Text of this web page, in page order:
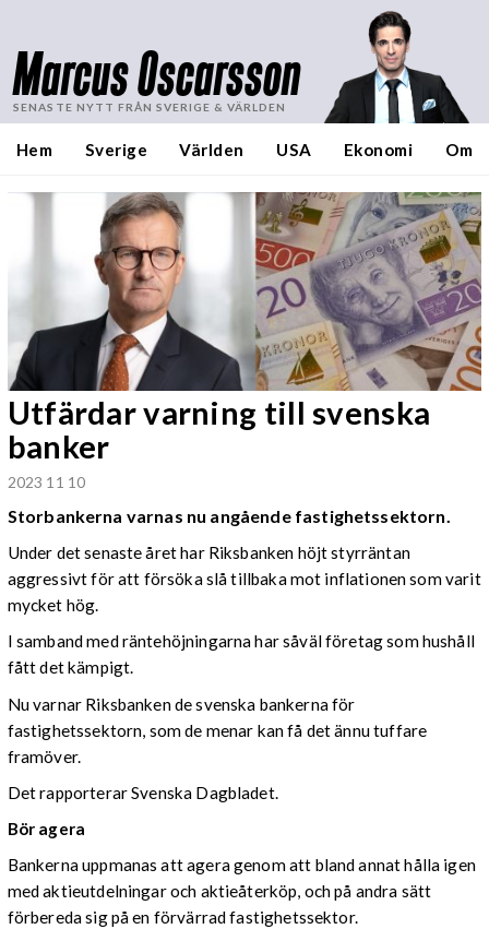
Marcus Oscarsson
SENASTE NYTT FRÅN SVERIGE & VÄRLDEN
Hem Sverige Världen USA Ekonomi Om
Utfärdar varning till svenska
banker
2023 11 10
Storbankerna varnas nu angående fastighetssektorn.
Under det senaste året har Riksbanken höjt styrräntan
aggressivt för att försöka slå tillbaka mot inflationen som varit
mycket hög.
I samband med räntehöjningarna har såväl företag som hushåll
fått det kämpigt.
Nu varnar Riksbanken de svenska bankerna för
fastighetssektorn, som de menar kan få det ännu tuffare
framöver.
Det rapporterar Svenska Dagbladet.
Bör agera
Bankerna uppmanas att agera genom att bland annat hålla igen
med aktieutdelningar och aktieåterköp, och på andra sätt
förbereda sig på en förvärrad fastighetssektor.